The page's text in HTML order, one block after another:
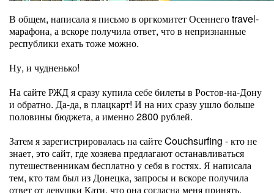
В общем, написала я письмо в оргкомитет Осеннего travel-
марафона, а вскоре получила ответ, что в непризнанные
республики ехать тоже можно.
Ну, и чудненько!
На сайте РЖД я сразу купила себе билеты в Ростов-на-Дону
и обратно. Да-да, в плацкарт! И на них сразу ушло больше
половины бюджета, а именно 2800 рублей.
Затем я зарегистрировалась на сайте Couchsurfing - кто не
знает, это сайт, где хозяева предлагают останавливаться
путешественникам бесплатно у себя в гостях. Я написала
тем, кто там был из Донецка, запросы и вскоре получила
ответ от девушки Кати, что она согласна меня принять.